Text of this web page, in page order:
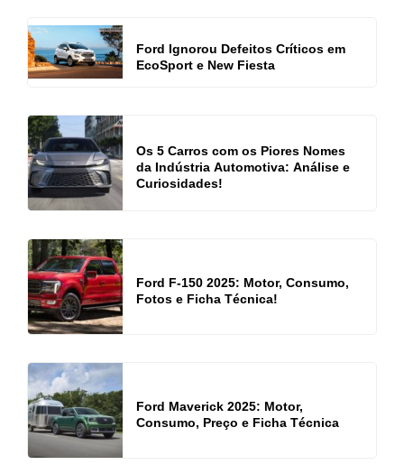
Ford Ignorou Defeitos Críticos em
EcoSport e New Fiesta
Os 5 Carros com os Piores Nomes
da Indústria Automotiva: Análise e
Curiosidades!
Ford F-150 2025: Motor, Consumo,
Fotos e Ficha Técnica!
Ford Maverick 2025: Motor,
Consumo, Preço e Ficha Técnica